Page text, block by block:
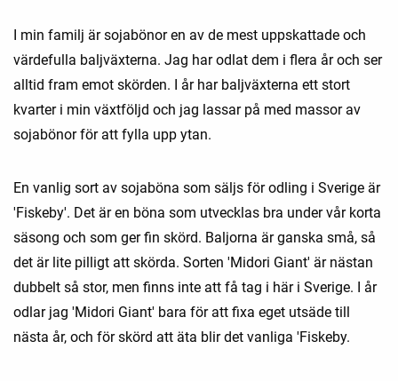
I min familj är sojabönor en av de mest uppskattade och
värdefulla baljväxterna. Jag har odlat dem i flera år och ser
alltid fram emot skörden. I år har baljväxterna ett stort
kvarter i min växtföljd och jag lassar på med massor av
sojabönor för att fylla upp ytan.
En vanlig sort av sojaböna som säljs för odling i Sverige är
'Fiskeby'. Det är en böna som utvecklas bra under vår korta
säsong och som ger fin skörd. Baljorna är ganska små, så
det är lite pilligt att skörda. Sorten 'Midori Giant' är nästan
dubbelt så stor, men finns inte att få tag i här i Sverige. I år
odlar jag 'Midori Giant' bara för att fixa eget utsäde till
nästa år, och för skörd att äta blir det vanliga 'Fiskeby.